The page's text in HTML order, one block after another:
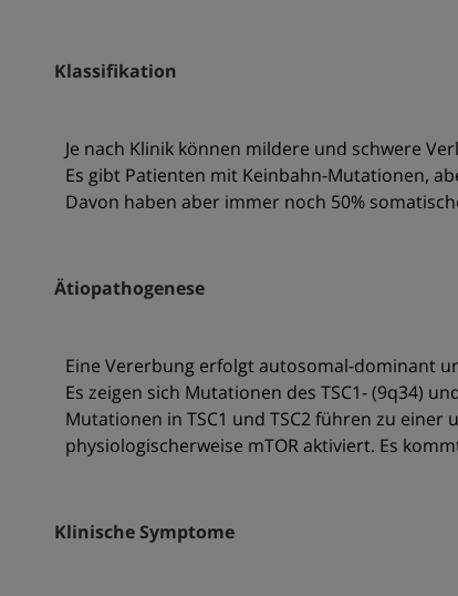
Klassifikation
Je nach Klinik können mildere und schwere
Es gibt Patienten mit Keinbahn-Mutationen,
Davon haben aber immer noch 50%
Ätiopathogenese
Eine Vererbung erfolgt autosomal-dominant
Es zeigen sich Mutationen des TSC1- (9q34)
Mutationen in TSC1 und TSC2 führen zu
physiologischerweise mTOR aktiviert. Es
Klinische Symptome